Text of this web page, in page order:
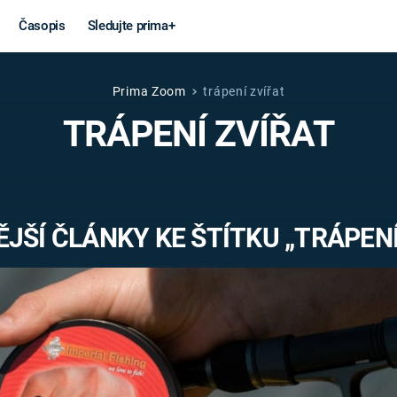
Časopis Sledujte prima+
Věda a
technika
MARS
Války
VÁLEČNÉ
Záhady a
Prima Zoom trápení zvířat
TRÁPENÍ ZVÍŘAT
ČLÁNKY KE ŠTÍTKU